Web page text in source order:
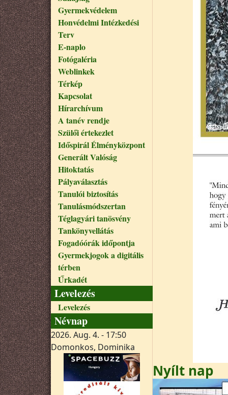
Gyermekvédelem
Honvédelmi Intézkedési
Terv
E-naplo
Fotógaléria
Weblinkek
Térkép
Kapcsolat
Hírarchívum
A tanév rendje
Szülői értekezlet
Időspirál Élményközpont
Generált Valóság
Hitoktatás
Pályaválasztás
Tanulói biztosítás
Tanulásmódszertan
Téglagyári tanösvény
Tankönyvellátás
Fogadóórák időpontja
Gyermekjogok a digitális
térben
Űrkadét
Levelezés
Levelezés
Névnap
2026. Aug. 4. - 17:50
Domonkos, Dominika
Nyílt nap